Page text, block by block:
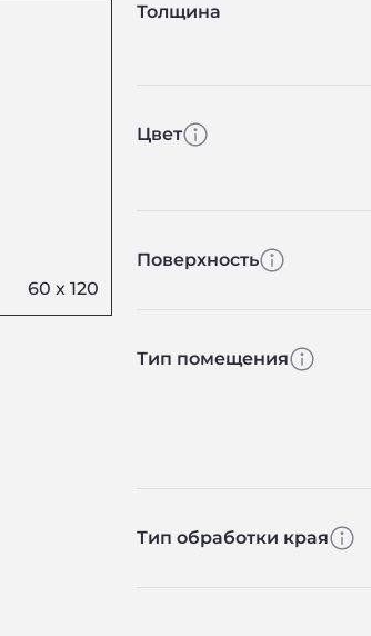
Толщина
Цвет
Поверхность
Тип помещения
Тип обработки края